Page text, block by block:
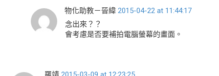
物化助教－晉緯 2015-04-22 at 11:44:17
念出來？？
會考慮是否要補拍電腦螢幕的畫面。